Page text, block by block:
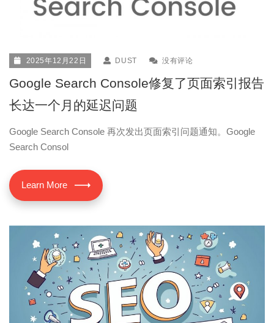
2025年12月22日 DUST 没有评论
Google Search Console修复了页面索引报告
长达一个月的延迟问题
Google Search Console 再次发出页面索引问题通知。Google
Search Consol
Learn More